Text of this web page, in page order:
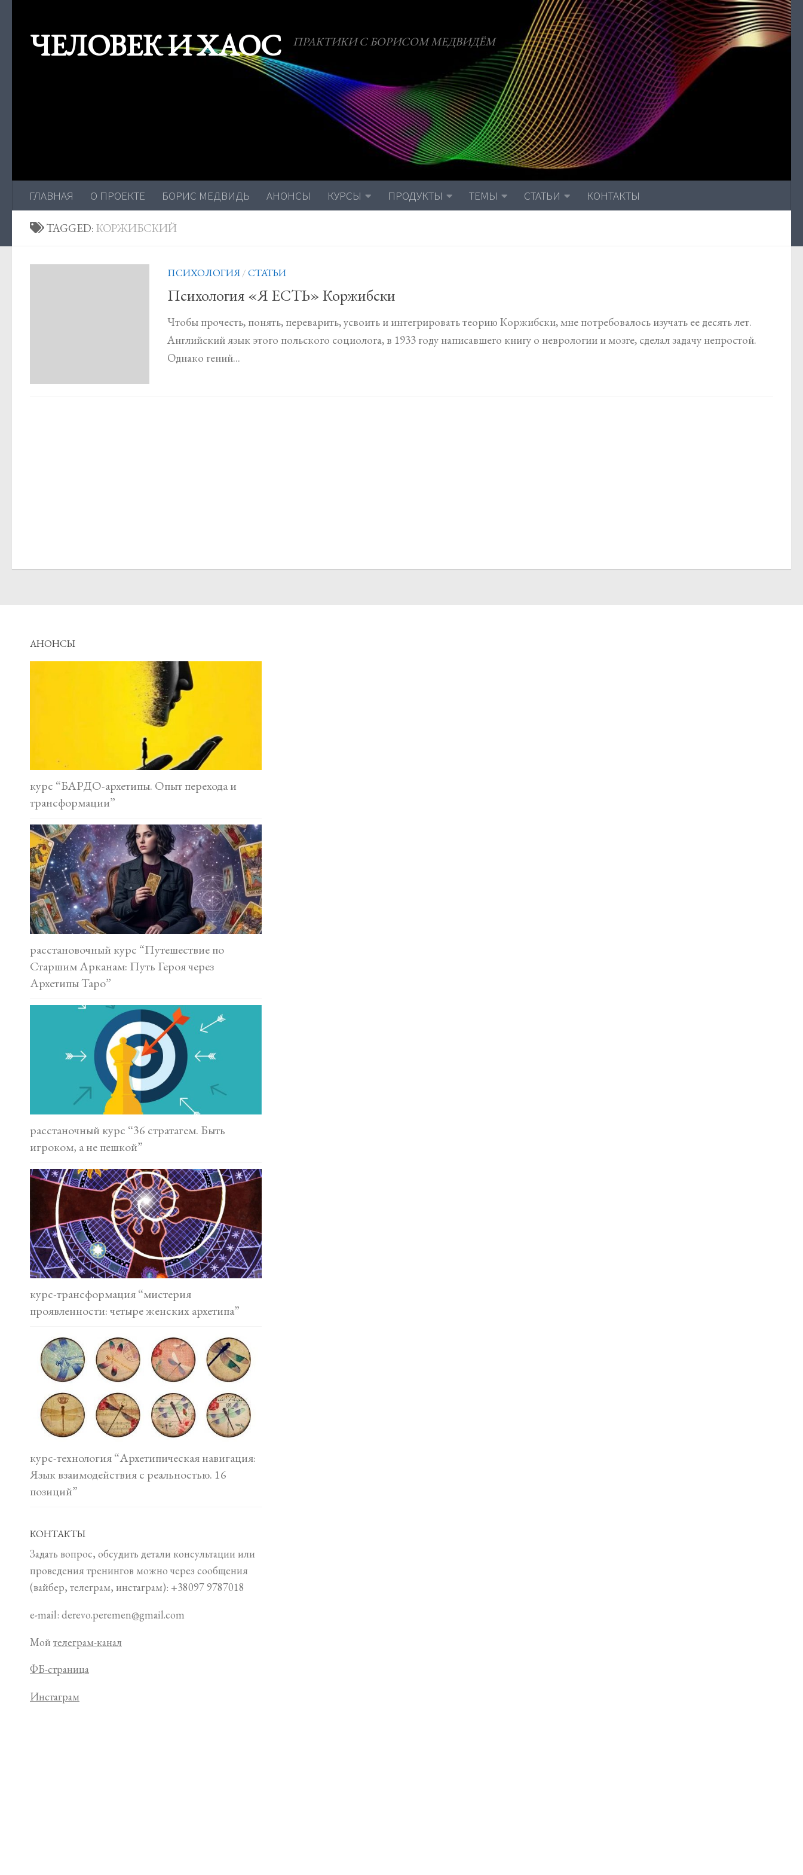
ЧЕЛОВЕК И ХАОС ПРАКТИКИ С БОРИСОМ МЕДВИДЁМ
ГЛАВНАЯ О ПРОЕКТЕ БОРИС МЕДВИДЬ АНОНСЫ КУРСЫ ПРОДУКТЫ ТЕМЫ СТАТЬИ КОНТАКТЫ
TAGGED:КОРЖИБСКИЙ
ПСИХОЛОГИЯ/СТАТЬИ
Психология «Я ЕСТЬ» Коржибски
Чтобы прочесть, понять, переварить, усвоить и интегрировать теорию Коржибски, мне потребовалось изучать ее десять лет.
Английский язык этого польского социолога, в 1933 году написавшего книгу о неврологии и мозге, сделал задачу непростой.
Однако гений...
АНОНСЫ
курс “БАРДО-архетипы. Опыт перехода и
трансформации”
расстановочный курс “Путешествие по
Старшим Арканам: Путь Героя через
Архетипы Таро”
расстаночный курс “36 стратагем. Быть
игроком, а не пешкой”
курс-трансформация “мистерия
проявленности: четыре женских архетипа”
курс-технология “Архетипическая навигация:
Язык взаимодействия с реальностью. 16
позиций”
КОНТАКТЫ
Задать вопрос, обсудить детали консультации или
проведения тренингов можно через сообщения
(вайбер, телеграм, инстаграм): +38097 9787018
e-mail: derevo.peremen@gmail.com
Мой телеграм-канал
ФБ-страница
Инстаграм